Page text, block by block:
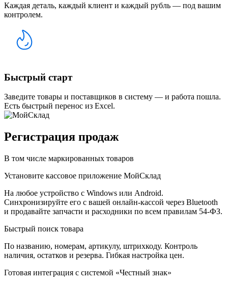
Каждая деталь, каждый клиент и каждый рубль — под вашим
контролем.
Быстрый старт
Заведите товары и поставщиков в систему — и работа пошла.
Есть быстрый перенос из Excel.
Регистрация продаж
В том числе маркированных товаров
Установите кассовое приложение МойСклад
На любое устройство с Windows или Android.
Синхронизируйте его с вашей онлайн-кассой через Bluetooth
и продавайте запчасти и расходники по всем правилам 54-ФЗ.
Быстрый поиск товара
По названию, номерам, артикулу, штрихкоду. Контроль
наличия, остатков и резерва. Гибкая настройка цен.
Готовая интеграция с системой «Честный знак»